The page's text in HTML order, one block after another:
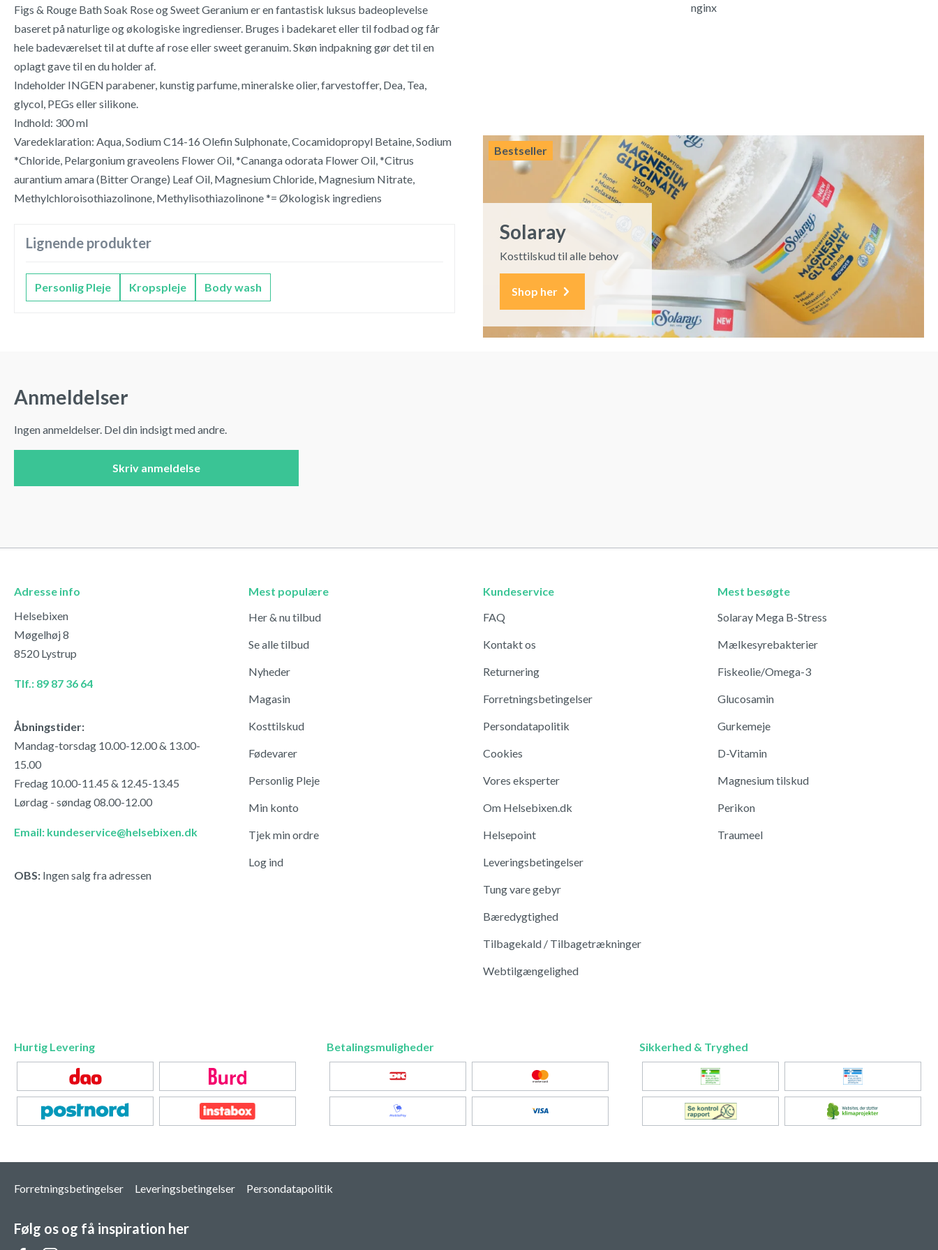
Figs & Rouge Bath Soak Rose og Sweet Geranium er en fantastisk luksus badeoplevelse
baseret på naturlige og økologiske ingredienser. Bruges i badekaret eller til fodbad og får
hele badeværelset til at dufte af rose eller sweet geranuim. Skøn indpakning gør det til en
oplagt gave til en du holder af.
Indeholder INGEN parabener, kunstig parfume, mineralske olier, farvestoffer, Dea, Tea,
glycol, PEGs eller silikone.
Indhold: 300 ml
Varedeklaration: Aqua, Sodium C14-16 Olefin Sulphonate, Cocamidopropyl Betaine, Sodium
*Chloride, Pelargonium graveolens Flower Oil, *Cananga odorata Flower Oil, *Citrus
aurantium amara (Bitter Orange) Leaf Oil, Magnesium Chloride, Magnesium Nitrate,
Methylchloroisothiazolinone, Methylisothiazolinone *= Økologisk ingrediens
Lignende produkter
Personlig Pleje Kropspleje Body wash
nginx
Bestseller
Solaray
Kosttilskud til alle behov
Shop her
Anmeldelser
Ingen anmeldelser. Del din indsigt med andre.
Skriv anmeldelse
Adresse info
Helsebixen
Møgelhøj 8
8520 Lystrup
Tlf.: 89 87 36 64
Åbningstider:
Mandag-torsdag 10.00-12.00 & 13.00-
15.00
Fredag 10.00-11.45 & 12.45-13.45
Lørdag - søndag 08.00-12.00
Email: kundeservice@helsebixen.dk
OBS: Ingen salg fra adressen
Mest populære
Her & nu tilbud
Se alle tilbud
Nyheder
Magasin
Kosttilskud
Fødevarer
Personlig Pleje
Min konto
Tjek min ordre
Log ind
Kundeservice
FAQ
Kontakt os
Returnering
Forretningsbetingelser
Persondatapolitik
Cookies
Vores eksperter
Om Helsebixen.dk
Helsepoint
Leveringsbetingelser
Tung vare gebyr
Bæredygtighed
Tilbagekald / Tilbagetrækninger
Webtilgængelighed
Mest besøgte
Solaray Mega B-Stress
Mælkesyrebakterier
Fiskeolie/Omega-3
Glucosamin
Gurkemeje
D-Vitamin
Magnesium tilskud
Perikon
Traumeel
Hurtig Levering Betalingsmuligheder Sikkerhed & Tryghed
Forretningsbetingelser Leveringsbetingelser Persondatapolitik
Følg os og få inspiration her